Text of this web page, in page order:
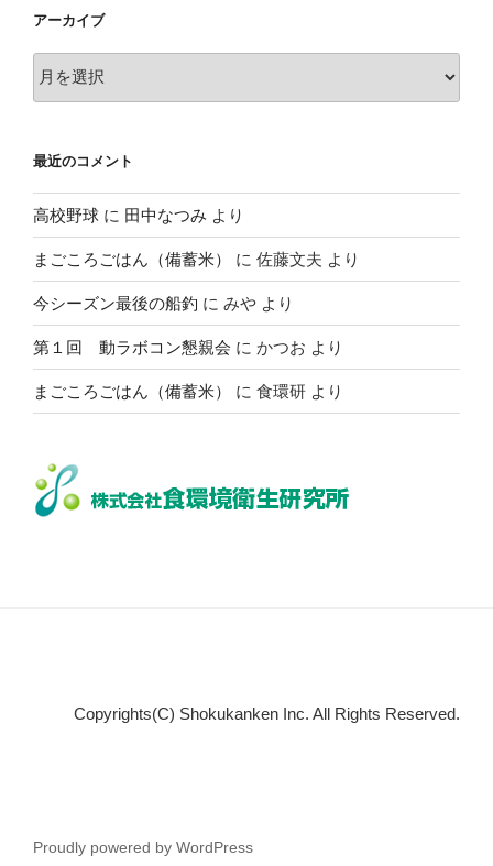
ー
アーカイブ
ー
ブ
最近のコメント
高校野球 に 田中なつみ より
まごころごはん（備蓄米） に 佐藤文夫 より
今シーズン最後の船釣 に みや より
第１回 動ラボコン懇親会 に かつお より
まごころごはん（備蓄米） に 食環研 より
Copyrights(C) Shokukanken Inc. All Rights Reserved.
Proudly powered by WordPress